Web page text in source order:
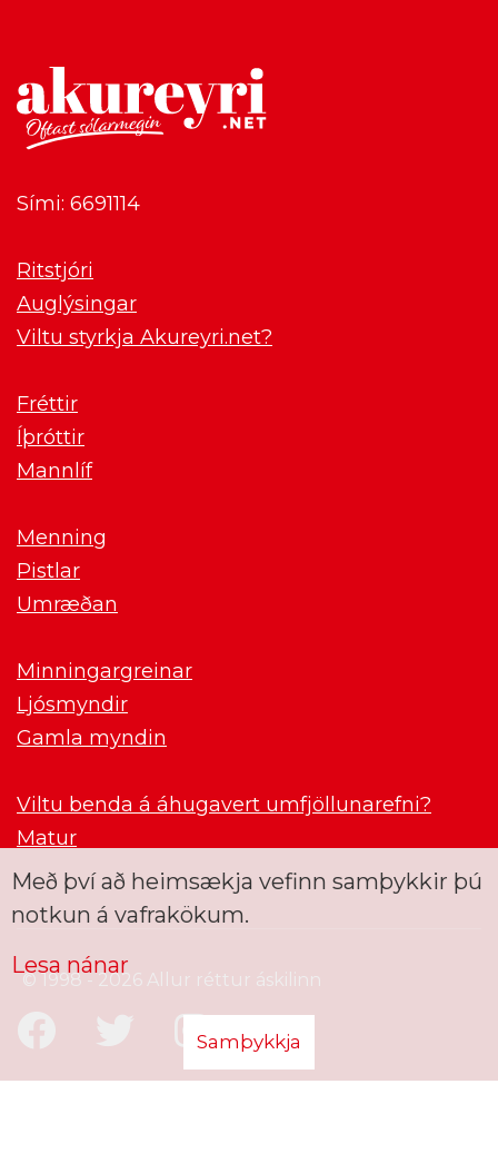
Sími: 6691114
Ritstjóri
Auglýsingar
Viltu styrkja Akureyri.net?
Fréttir
Íþróttir
Mannlíf
Menning
Pistlar
Umræðan
Minningargreinar
Ljósmyndir
Gamla myndin
Viltu benda á áhugavert umfjöllunarefni?
Matur
© 1998 - 2026 Allur réttur áskilinn
Með því að heimsækja vefinn samþykkir þú
notkun á vafrakökum.
Lesa nánar
Samþykkja